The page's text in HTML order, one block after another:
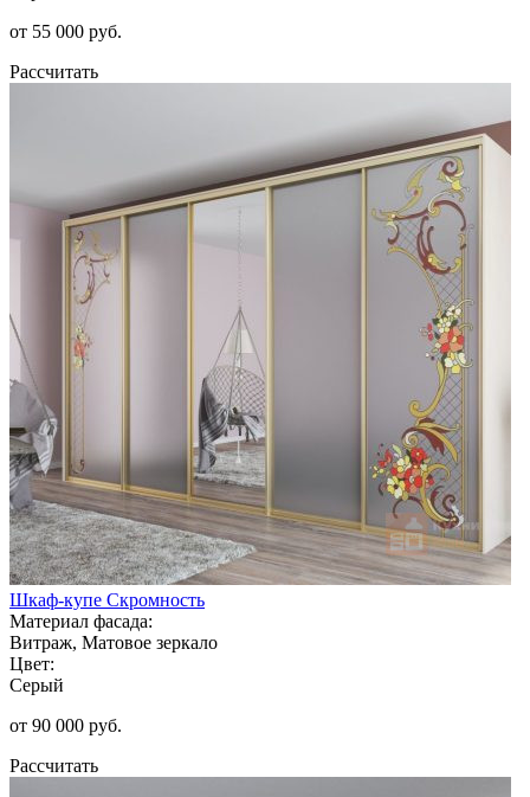
от 55 000 руб.
Рассчитать
Шкаф-купе Скромность
Материал фасада:
Витраж, Матовое зеркало
Цвет:
Серый
от 90 000 руб.
Рассчитать